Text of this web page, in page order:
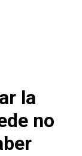
la
no